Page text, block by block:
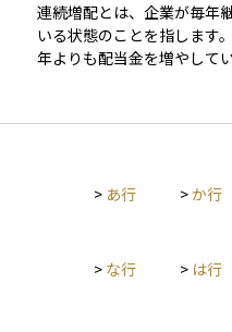
連続増配とは、企業が毎年
いる状態のことを指します
年よりも配当金を増やして
持されています。特に米国
的な配当収入の成長を期待
> あ行 >か行
> な行 > は行